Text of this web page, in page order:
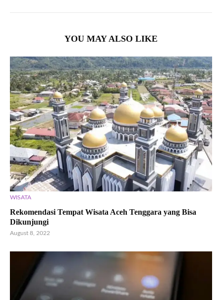
YOU MAY ALSO LIKE
WISATA
Rekomendasi Tempat Wisata Aceh Tenggara yang Bisa
Dikunjungi
August 8, 2022